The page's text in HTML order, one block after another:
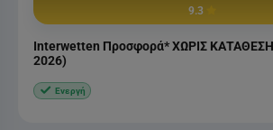
9.3
Interwetten Προσφορά* ΧΩΡΙΣ
2026)
Ενεργή